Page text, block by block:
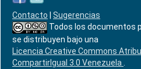
Contacto
Sugerencias
Todos los documentos
se distribuyen bajo una
Licencia Creative Commons
CompartirIgual 3.0 Venezuela